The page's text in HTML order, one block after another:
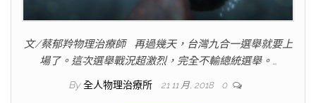
文/蔡郁羚物理治療師 再過幾天，台灣九合一選舉就要上
場了。這次選舉戰況超激烈，完全不輸總統選舉。…
By 全人物理治療所 21 11 月, 2018 0